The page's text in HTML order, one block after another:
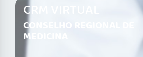
CRM VIRTUAL
CONSELHO REGIONAL DE
MEDICINA